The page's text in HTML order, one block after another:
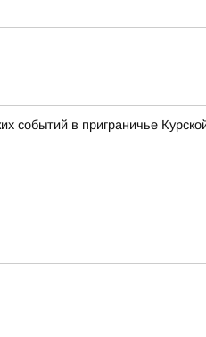
событий в приграничье